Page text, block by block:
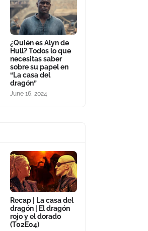
¿Quién es Alyn de
Hull? Todos lo que
necesitas saber
sobre su papel en
“La casa del
dragón”
June 16, 2024
Recap | La casa del
dragón | El dragón
rojo y el dorado
(T02E04)